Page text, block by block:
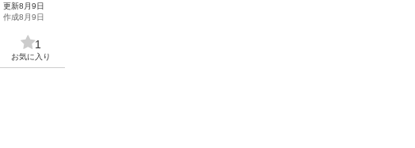
更新8月9日
作成8月9日
1
お気に入り